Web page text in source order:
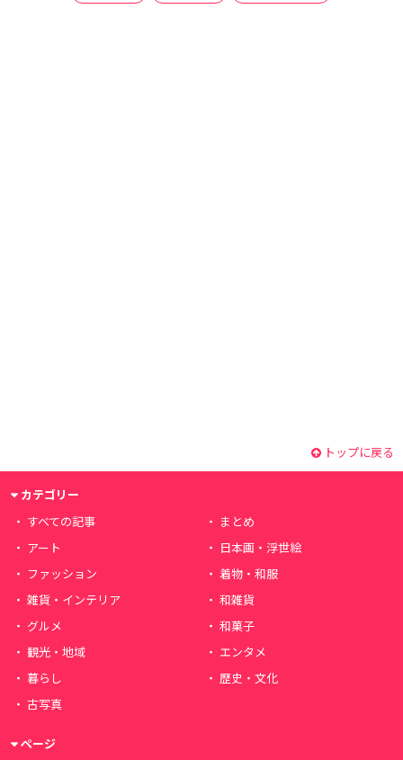
トップに戻る
カテゴリー
すべての記事
まとめ
アート
日本画・浮世絵
ファッション
着物・和服
雑貨・インテリア
和雑貨
グルメ
和菓子
観光・地域
エンタメ
暮らし
歴史・文化
古写真
ページ